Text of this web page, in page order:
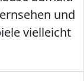
und
vielleicht